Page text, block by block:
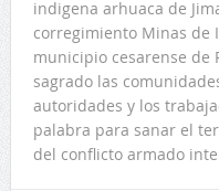
indigena arhuaca de
corregimiento Minas de
municipio cesarense de
sagrado las
autoridades y los
palabra para sanar el
del conflicto armado